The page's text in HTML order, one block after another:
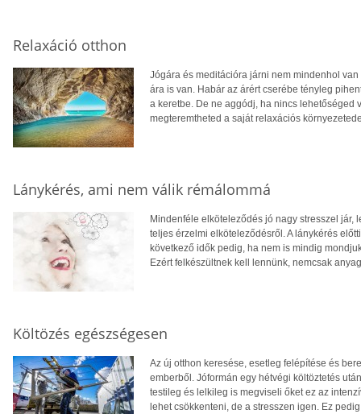
Relaxáció otthon
Jógára és meditációra járni nem mindenhol
ára is van. Habár az árért cserébe tényleg
a keretbe. De ne aggódj, ha nincs
megteremtheted a saját relaxációs
Lánykérés, ami nem válik rémálommá
Mindenféle elköteleződés jó nagy stresszel
teljes érzelmi elköteleződésről. A lánykérés
következő idők pedig, ha nem is mindig
Ezért felkészültnek kell lennünk, nemcsak
Költözés egészségesen
Az új otthon keresése, esetleg felépítése és
emberből. Jóformán egy hétvégi költöztetés
testileg és lelkileg is megviseli őket ez az
lehet csökkenteni, de a stresszen igen. Ez